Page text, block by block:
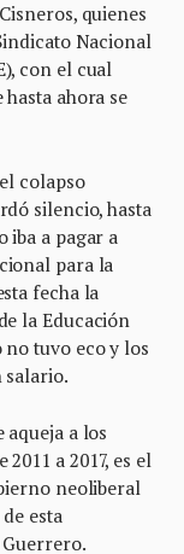
quienes
Nacional
con el cual
ahora se
colapso
silencio, hasta
iba a pagar a
para la
fecha la
la Educación
no tuvo eco y los
salario.
a los
a 2017, es el
neoliberal
esta